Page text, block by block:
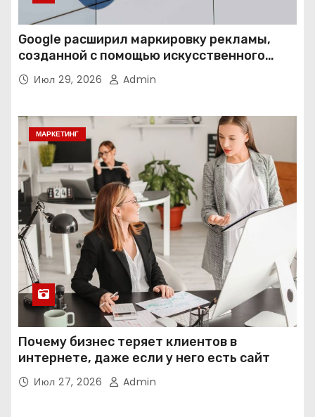
Google расширил маркировку рекламы,
созданной с помощью искусственного
интеллекта
Июл 29, 2026 Admin
МАРКЕТИНГ
Почему бизнес теряет клиентов в
интернете, даже если у него есть сайт
Июл 27, 2026 Admin